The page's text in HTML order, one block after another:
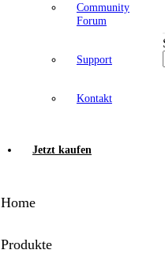
Community
Forum
Support
Kontakt
Jetzt kaufen
Home
Produkte